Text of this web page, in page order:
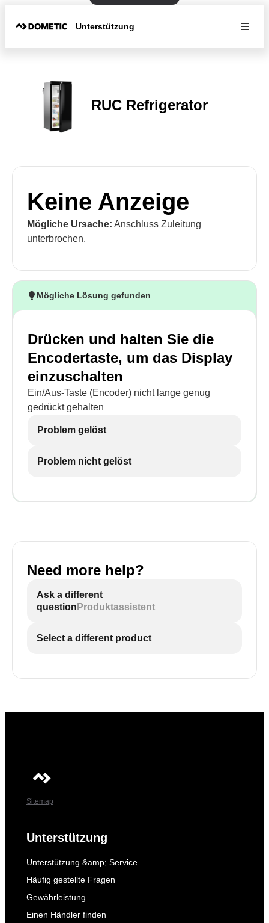
Unterstützung
RUC Refrigerator
Keine Anzeige
Mögliche Ursache: Anschluss Zuleitung
unterbrochen.
Mögliche Lösung gefunden
Drücken und halten Sie die
Encodertaste, um das Display
einzuschalten
Ein/Aus-Taste (Encoder) nicht lange genug
gedrückt gehalten
Problem gelöst
Problem nicht gelöst
Need more help?
Ask a different
question Produktassistent
Select a different product
Sitemap
Unterstützung
Unterstützung &amp; Service
Häufig gestellte Fragen
Gewährleistung
Einen Händler finden